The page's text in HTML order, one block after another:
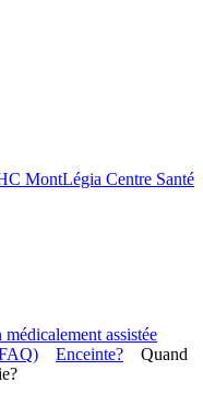
MontLégia Centre Santé
assistée
Enceinte?
Quand